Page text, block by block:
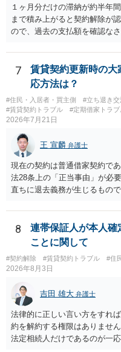
１ヶ月分だけの滞納が約半年
まで積み上がると契約解除が
ので、過去の支払額を確認な
た理由は気になるところです
います。
7
賃貸契約更新時の大
応方法は？
#住民・入居者・買主側 #立ち退き交
#賃貸契約トラブル
#定期借家トラブ
2026年7月21日
王 宣麟 弁護士
現在の契約は普通借家契約で
法28条上の「正当事由」が必
直ちに退去義務が生じるもの
新たな定期借家契約を締結す
前提であり、借主が同意しな
績、子どもの学校や地域との
などは、借主側の強い居住継
重視される要素ですので、貸
がない限り、更新拒絶が認め
れます。 建物が未登記である
に否定するものではなく、引
有効とされています。 今後の
しており定期借家への変更に
（誰が所有者で誰が実際に住
ほしいこと、③自分たちの居
8
連帯保証人が本人確
ことに関して
#契約解除 #賃貸契約トラブル #住
2026年8月3日
吉田 雄大 弁護士
法律的に正しい言い方をすれ
約を解約する権限はありませ
法定相続人だけであるのが一